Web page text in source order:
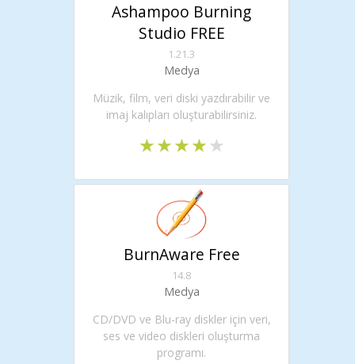
Ashampoo Burning
Studio FREE
1.21.3
Medya
Müzik, film, veri diski yazdırabilir ve
imaj kalıpları oluşturabilirsiniz.
BurnAware Free
14.8
Medya
CD/DVD ve Blu-ray diskler için veri,
ses ve video diskleri oluşturma
programı.